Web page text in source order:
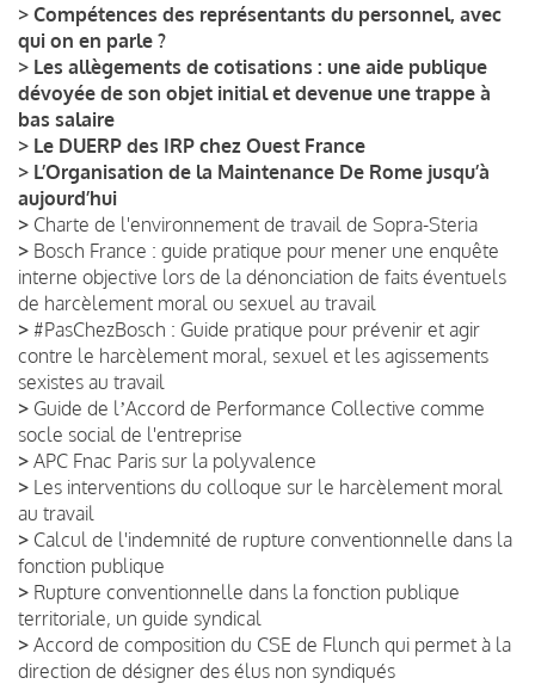
> Compétences des représentants du personnel, avec
qui on en parle ?
> Les allègements de cotisations : une aide publique
dévoyée de son objet initial et devenue une trappe à
bas salaire
> Le DUERP des IRP chez Ouest France
> L’Organisation de la Maintenance De Rome jusqu’à
aujourd’hui
> Charte de l'environnement de travail de Sopra-Steria
> Bosch France : guide pratique pour mener une enquête
interne objective lors de la dénonciation de faits éventuels
de harcèlement moral ou sexuel au travail
> #PasChezBosch : Guide pratique pour prévenir et agir
contre le harcèlement moral, sexuel et les agissements
sexistes au travail
> Guide de lʼAccord de Performance Collective comme
socle social de l'entreprise
> APC Fnac Paris sur la polyvalence
> Les interventions du colloque sur le harcèlement moral
au travail
> Calcul de l'indemnité de rupture conventionnelle dans la
fonction publique
> Rupture conventionnelle dans la fonction publique
territoriale, un guide syndical
> Accord de composition du CSE de Flunch qui permet à la
direction de désigner des élus non syndiqués